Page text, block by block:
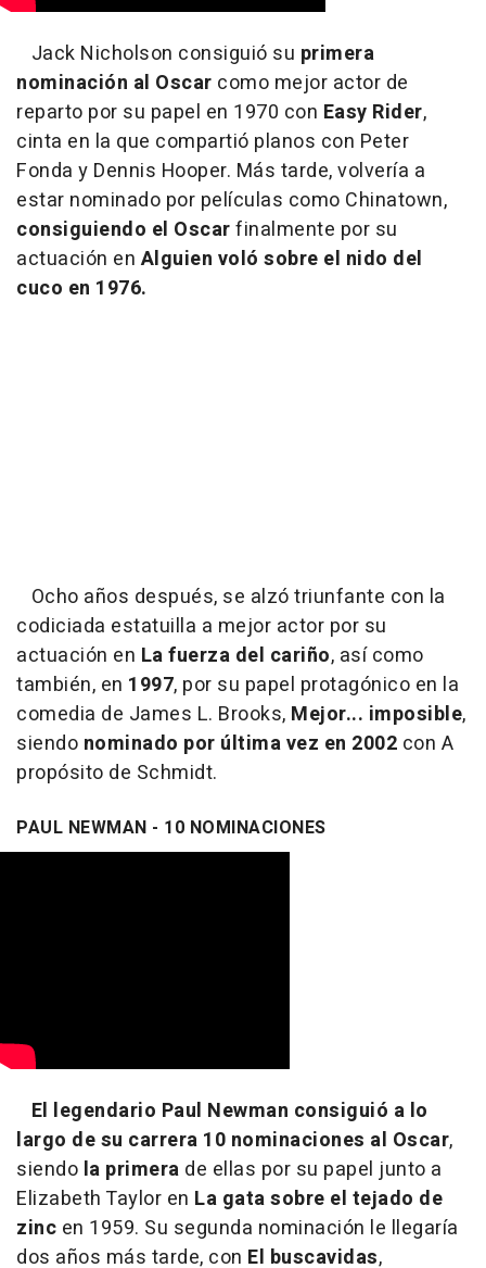
Jack Nicholson consiguió su primera
nominación al Oscar como mejor actor de
reparto por su papel en 1970 con Easy Rider,
cinta en la que compartió planos con Peter
Fonda y Dennis Hooper. Más tarde, volvería a
estar nominado por películas como Chinatown,
consiguiendo el Oscarfinalmente por su
actuación en Alguien voló sobre el nido del
cuco en 1976.
Ocho años después, se alzó triunfante con la
codiciada estatuilla a mejor actor por su
actuación en La fuerza del cariño, así como
también, en 1997, por su papel protagónico en la
comedia de James L. Brooks, Mejor... imposible,
siendo nominado por última vez en 2002 con A
propósito de Schmidt.
PAUL NEWMAN - 10 NOMINACIONES
El legendario Paul Newman consiguió a lo
largo de su carrera 10 nominaciones al Oscar,
siendo la primera de ellas por su papel junto a
Elizabeth Taylor en La gata sobre el tejado de
zinc en 1959. Su segunda nominación le llegaría
dos años más tarde, con El buscavidas,